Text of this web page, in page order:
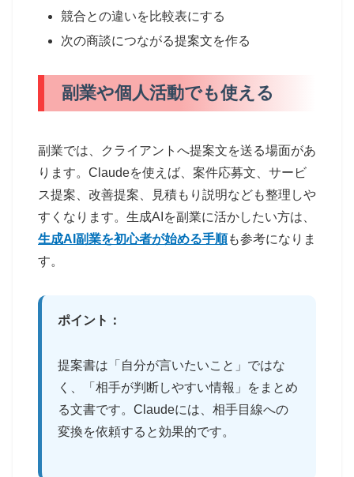
競合との違いを比較表にする
次の商談につながる提案文を作る
副業や個人活動でも使える
副業では、クライアントへ提案文を送る場面があ
ります。Claudeを使えば、案件応募文、サービ
ス提案、改善提案、見積もり説明なども整理しや
すくなります。生成AIを副業に活かしたい方は、
生成AI副業を初心者が始める手順 も参考になりま
す。
ポイント：
提案書は「自分が言いたいこと」ではな
く、「相手が判断しやすい情報」をまとめ
る文書です。Claudeには、相手目線への
変換を依頼すると効果的です。